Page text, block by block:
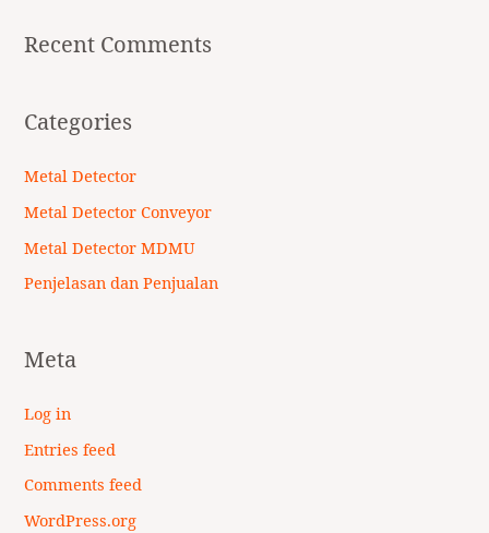
Recent Comments
Categories
Metal Detector
Metal Detector Conveyor
Metal Detector MDMU
Penjelasan dan Penjualan
Meta
Log in
Entries feed
Comments feed
WordPress.org